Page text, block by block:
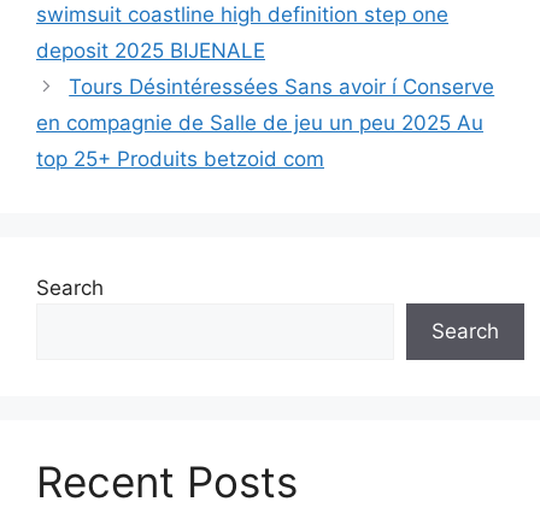
swimsuit coastline high definition step one
deposit 2025 BIJENALE
Tours Désintéressées Sans avoir í Conserve
en compagnie de Salle de jeu un peu 2025 Au
top 25+ Produits betzoid com
Search
Search
Recent Posts